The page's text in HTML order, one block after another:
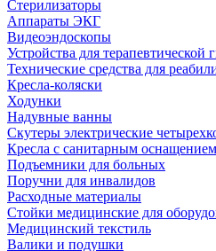
Стерилизаторы
Аппараты ЭКГ
Видеоэндоскопы
Устройства для
Технические средства для
Кресла-коляски
Ходунки
Надувные ванны
Скутеры электрические
Кресла с санитарным оснащением
Подъемники для больных
Поручни для инвалидов
Расходные материалы
Стойки медицинские для
Медицинский текстиль
Валики и подушки